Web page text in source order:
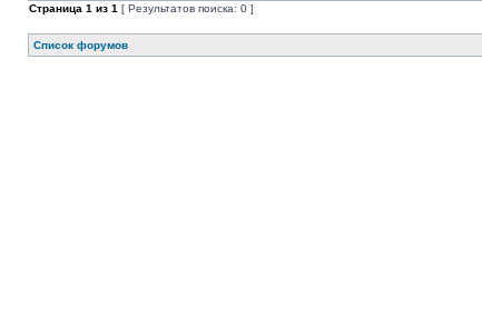
Страница 1 из 1 [ Результатов поиска: 0 ]
Список форумов